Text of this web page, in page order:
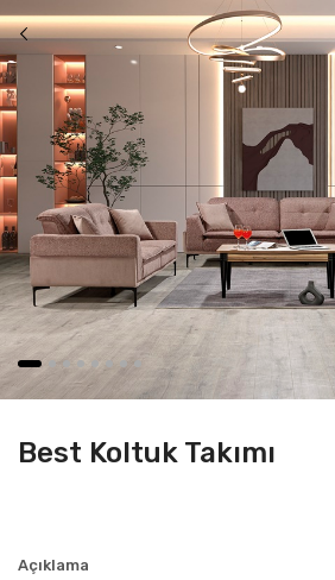
Best Koltuk Takımı
Açıklama